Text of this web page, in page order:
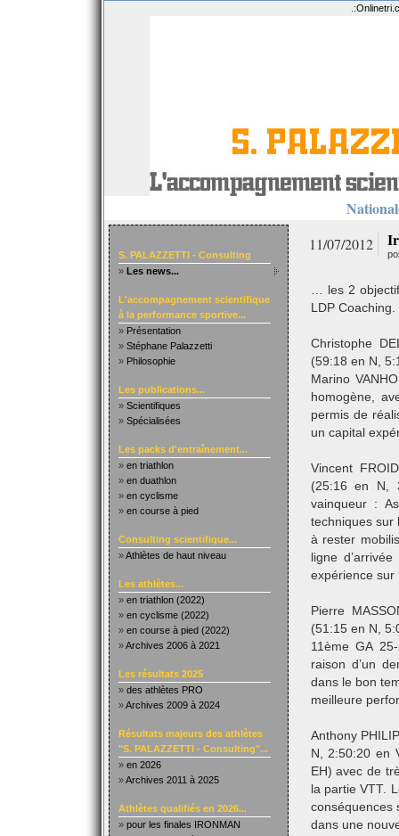
.:
S. PALAZZETTI - Consulting
» Les news...
L'accompagnement scientifique
à la performance sportive...
» Présentation
» Stéphane Palazzetti
» Philosophie
Les publications...
» Scientifiques
» Spécialisées
Les packs d'entraînement...
» en triathlon
» en duathlon
» en cyclisme
» en course à pied
Consulting scientifique...
»Athlètes de haut niveau
Les athlètes...
» en triathlon (2022)
» en cyclisme (2022)
» en course à pied (2022)
»Archives 2006 à 2021
Les résultats 2025
» des athlètes PRO
»Archives 2009 à 2024
Résultats majeurs des athlètes
"S. PALAZZETTI - Consulting"...
» en 2026
»Archives 2011 à 2025
Athlètes qualifiés en 2026...
» pour les finales IRONMAN
11/07/2012
… les 2
LDP
Christophe
(59:18 en N,
Marino
homogène,
permis de
un capital
Vincent
(25:16 en N,
vainqueur :
techniques sur
à rester
ligne
expérience sur
Pierre
(51:15 en N,
11ème GA
raison d’un
dans le bon
meilleure
Anthony
N, 2:50:20 en
EH) avec de
la partie VTT.
conséquences
dans une